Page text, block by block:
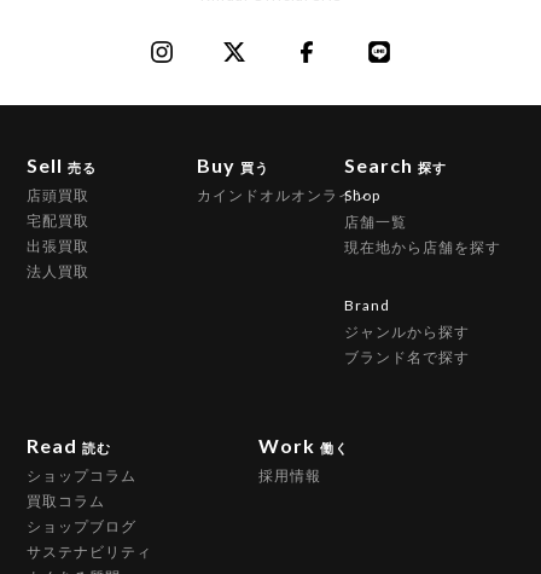
Sell売る
店頭買取
宅配買取
出張買取
法人買取
Buy 買う
カインドオルオンライン
Search 探す
Shop
店舗一覧
現在地から店舗を探す
Brand
ジャンルから探す
ブランド名で探す
Read読む
ショップコラム
買取コラム
ショップブログ
サステナビリティ
Work 働く
採用情報